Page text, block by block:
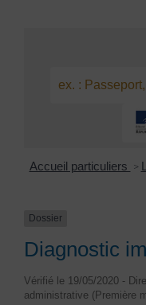
Accueil particuliers >
Dossier
Diagnostic
Vérifié le 19/05/2020 -
administrative (Première